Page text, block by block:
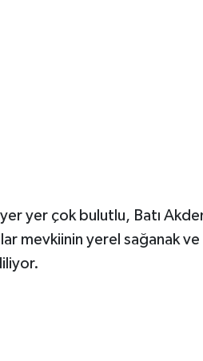
yer çok bulutlu, Batı
mevkiinin yerel sağanak